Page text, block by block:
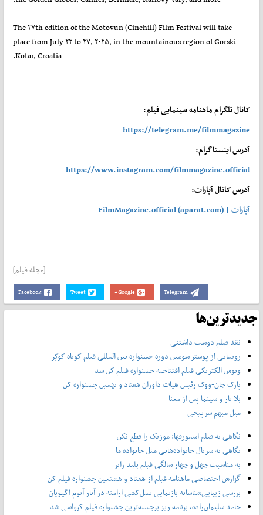
The ۲۷th edition of the Motovun (Cinehill) Film Festival will take
place from July ۲۲ to ۲۷, ۲۰۲۵, in the mountainous region of Gorski
Kotar, Croatia.
کانال تلگرام ماهنامه سینمایی فیلم:
https://telegram.me/filmmagazine
آدرس اینستاگرام:
https://www.instagram.com/filmmagazine.official
آدرس کانال آپارات:
آپارات | FilmMagazine.official (aparat.com)
[مجله فیلم]
Facebook Tweet Google+ Telegram
جدیدترین‌ها
نقد فیلم دوست داشتنی
رونمایی از پوستر‌ سومین دوره جشنواره بین المللی فیلم کوتاه کوکِر
ونوس الکتریکی فیلم افتتاحیه جشنواره فیلم کن شد
پارک چان-ووک رئیس هیات داوران هفتاد و نهمین جشنواره کن
بلا تار و سینما پس از معنا
میل مبهم سرپیچی
نگاهی به فیلم اسمورفها: موزیک را قطع نکن
نگاهی به سریال خانواده‌هایی مثل خانواده ما
به مناسبت چهل و چهار سالگی فیلم بلید رانر
گزارش اختصاصی ماهنامه فیلم از هفتاد و هشتمین جشنواره فیلم کن
بررسی زیبایی‌شناسانه بازنمایی نسل‌کشی ارامنه در آثار آتوم اگیویان
حامد سلیمان‌زاده، برنامه ریز برجسته‌ترین جشنواره فیلم کرواسی شد